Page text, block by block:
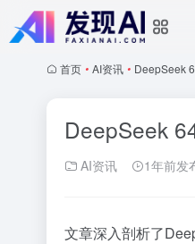
首页 • AI资讯 • DeepSeek
DeepSeek
AI资讯 1年前发
文章深入剖析了